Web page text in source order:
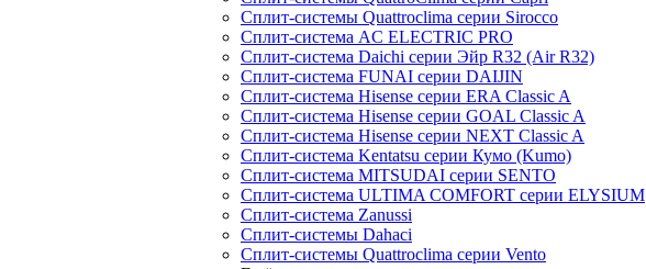
Сплит-системы Quattroclima серии Sirocco
Сплит-система AC ELECTRIC PRO
Сплит-система Daichi серии Эйр R32 (Air R32)
Сплит-система FUNAI серии DAIJIN
Сплит-система Hisense серии ERA Classic A
Сплит-система Hisense серии GOAL Classic A
Сплит-система Hisense серии NEXT Classic A
Сплит-система Kentatsu серии Кумо (Kumo)
Сплит-система MITSUDAI серии SENTO
Сплит-система ULTIMA COMFORT серии ELYSIUM
Сплит-система Zanussi
Сплит-системы Dahaci
Сплит-системы Quattroclima серии Vento